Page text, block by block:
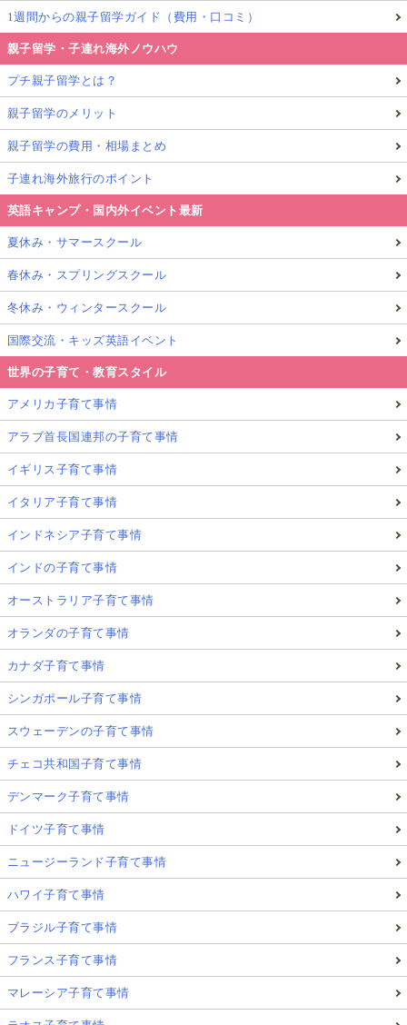
1週間からの親子留学ガイド（費用・口コミ）
親子留学・子連れ海外ノウハウ
プチ親子留学とは？
親子留学のメリット
親子留学の費用・相場まとめ
子連れ海外旅行のポイント
英語キャンプ・国内外イベント最新
夏休み・サマースクール
春休み・スプリングスクール
冬休み・ウィンタースクール
国際交流・キッズ英語イベント
世界の子育て・教育スタイル
アメリカ子育て事情
アラブ首長国連邦の子育て事情
イギリス子育て事情
イタリア子育て事情
インドネシア子育て事情
インドの子育て事情
オーストラリア子育て事情
オランダの子育て事情
カナダ子育て事情
シンガポール子育て事情
スウェーデンの子育て事情
チェコ共和国子育て事情
デンマーク子育て事情
ドイツ子育て事情
ニュージーランド子育て事情
ハワイ子育て事情
ブラジル子育て事情
フランス子育て事情
マレーシア子育て事情